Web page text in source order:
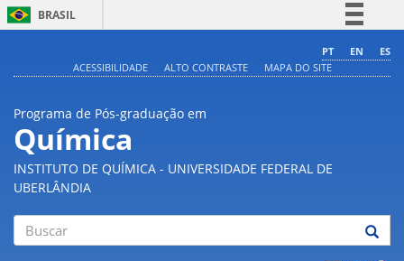
BRASIL
Comunica BR
PT EN
ES
ACESSIBILIDADE
ALTO CONTRASTE MAPA DO SITE
Programa de Pós-graduação em
Química
INSTITUTO DE QUÍMICA - UNIVERSIDADE FEDERAL DE
UBERLÂNDIA